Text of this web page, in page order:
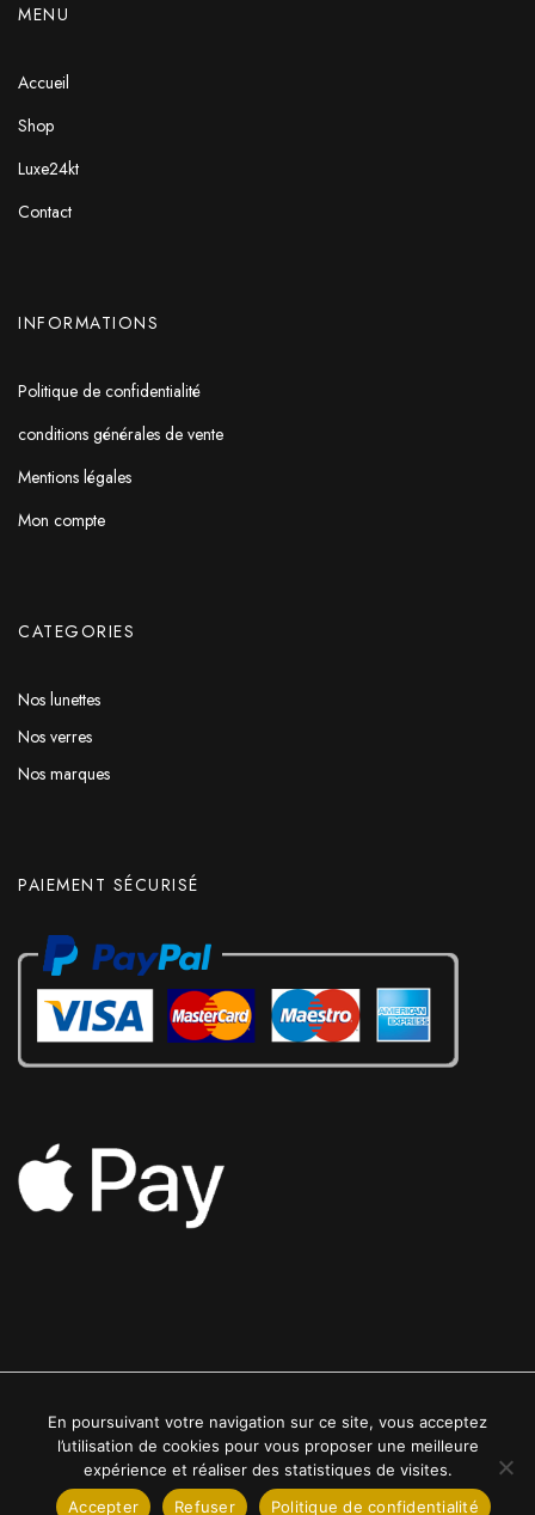
MENU
Accueil
Shop
Luxe24kt
Contact
INFORMATIONS
Politique de confidentialité
conditions générales de vente
Mentions légales
Mon compte
CATEGORIES
Nos lunettes
Nos verres
Nos marques
PAIEMENT SÉCURISÉ
2022 © Luxe24kt | Tous droits réservés
En poursuivant votre navigation sur ce site, vous acceptez
l’utilisation de cookies pour vous proposer une meilleure
expérience et réaliser des statistiques de visites.
Accepter
Refuser Politique de confidentialité